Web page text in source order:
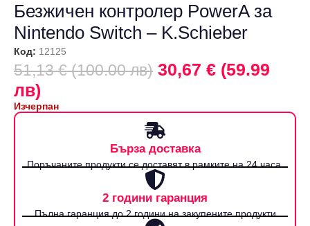
Безжичен контролер PowerA за
Nintendo Switch – K.Schieber
Код: 12125
51,13 € (100.00 лв) 30,67 € (59.99
лв)
Изчерпан
Бърза доставка
Поръчаните продукти се доставят в рамките на 24 часа.
2 години гаранция
Пълна гаранция до 2 години на закупените продукти